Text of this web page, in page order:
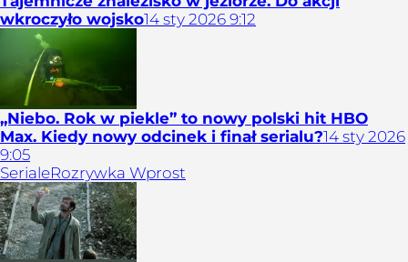
wkroczyło wojsko14 sty 2026 9:12
„Niebo. Rok w piekle” to nowy polski hit HBO
Max. Kiedy nowy odcinek i finał serialu?14 sty 2026
9:05
SerialeRozrywka Wprost